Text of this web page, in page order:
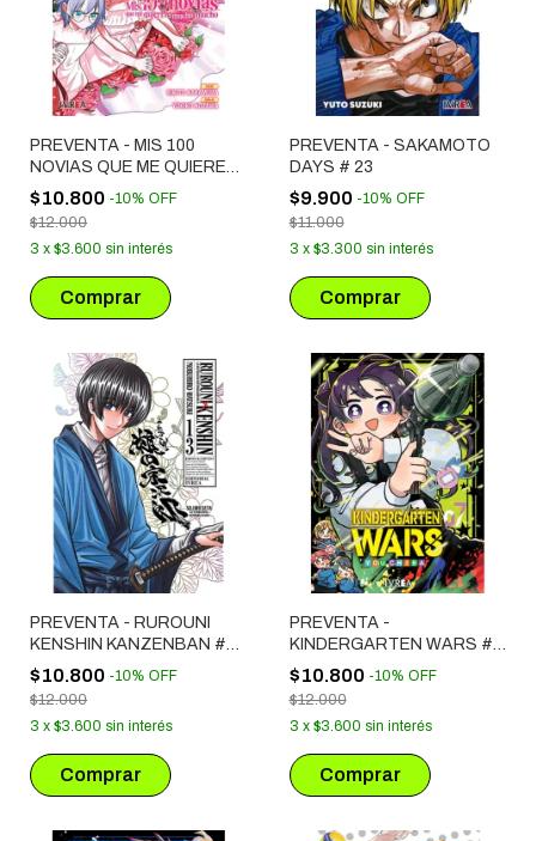
PREVENTA - MIS 100
NOVIAS QUE ME QUIEREN
MUCHO MUCHO # 16
$10.800 -10% OFF
$12.000
3 x $3.600 sin interés
PREVENTA - SAKAMOTO
DAYS # 23
$9.900 -10% OFF
$11.000
3 x $3.300 sin interés
PREVENTA - RUROUNI
KENSHIN KANZENBAN #
13
$10.800 -10% OFF
$12.000
3 x $3.600 sin interés
PREVENTA -
KINDERGARTEN WARS #
07
$10.800 -10% OFF
$12.000
3 x $3.600 sin interés